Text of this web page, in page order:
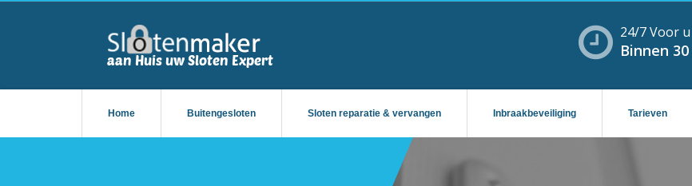
24/7 Voor
Binnen
Home Buitengesloten Sloten reparatie & vervangen Inbraakbeveiliging Tarieven